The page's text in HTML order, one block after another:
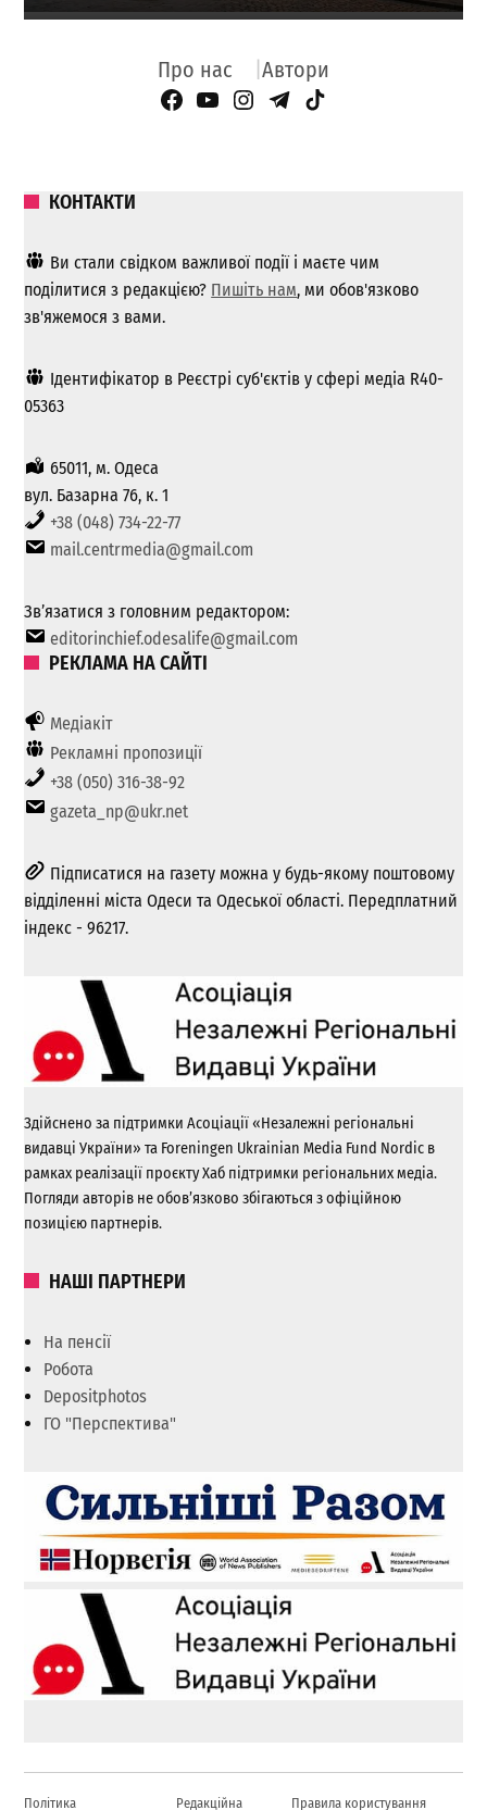
Про нас Автори
Facebook Page
YouTube
Instagram
Telegram
TikTok
КОНТАКТИ
Ви стали свідком важливої ​​події і маєте чим
поділитися з редакцією? Пишіть нам, ми обов'язково
зв'яжемося з вами.
Ідентифікатор в Реєстрі суб'єктів у сфері медіа R40-
05363
65011, м. Одеса
вул. Базарна 76, к. 1
+38 (048) 734-22-77
mail.centrmedia@gmail.com
Зв’язатися з головним редактором:
editorinchief.odesalife@gmail.com
РЕКЛАМА НА САЙТІ
Медіакіт
Рекламні пропозиції
+38 (050) 316-38-92
gazeta_np@ukr.net
Підписатися на газету можна у будь-якому поштовому
відділенні міста Одеси та Одеської області. Передплатний
індекс - 96217.
Здійснено за підтримки Асоціації «Незалежні регіональні
видавці України» та Foreningen Ukrainian Media Fund Nordic в
рамках реалізації проєкту Хаб підтримки регіональних медіа.
Погляди авторів не обов’язково збігаються з офіційною
позицією партнерів.
НАШІ ПАРТНЕРИ
На пенсії
Робота
Depositphotos
ГО "Перспектива"
Політика Редакційна Правила користування